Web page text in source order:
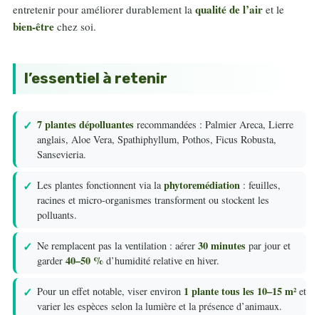
entretenir pour améliorer durablement la qualité de l’air et le
bien-être chez soi.
l’essentiel à retenir
7 plantes dépolluantes recommandées : Palmier Areca, Lierre
anglais, Aloe Vera, Spathiphyllum, Pothos, Ficus Robusta,
Sansevieria.
Les plantes fonctionnent via laphytoremédiation : feuilles,
racines et micro-organismes transforment ou stockent les
polluants.
Ne remplacent pas la ventilation : aérer 30 minutes par jour et
garder 40–50 % d’humidité relative en hiver.
Pour un effet notable, viser environ 1 plante tous les 10–15 m²et
varier les espèces selon la lumière et la présence d’animaux.